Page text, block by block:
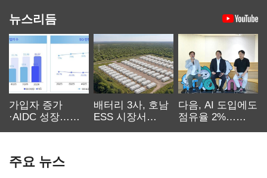
뉴스리듬
가입자 증가
·AIDC 성장…
배터리 3사, 호남
ESS 시장서
다음, AI 도입에도
점유율 2%…
주요 뉴스